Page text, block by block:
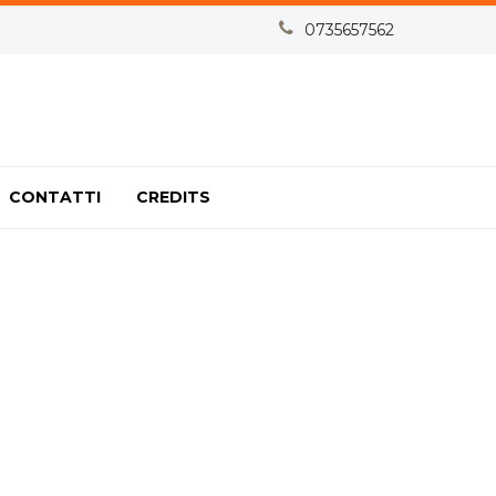

 0735657562
CONTATTI CREDITS